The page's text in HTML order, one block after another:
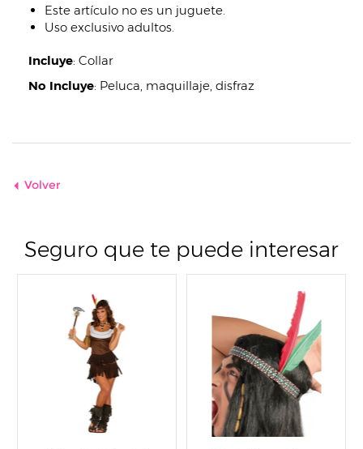
Este artículo no es un juguete.
Uso exclusivo adultos.
Incluye: Collar
No Incluye: Peluca, maquillaje, disfraz
Volver
Seguro que te puede interesar